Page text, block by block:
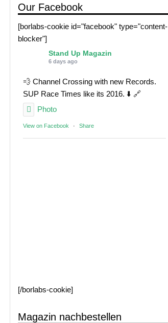
Our Facebook
[borlabs-cookie id="facebook" type="content-
blocker"]
Stand Up Magazin
6 days ago
💨 Channel Crossing with new Records.
SUP Race Times like its 2016. ⬇️ 🔗
Photo
View on Facebook · Share
[/borlabs-cookie]
Magazin nachbestellen